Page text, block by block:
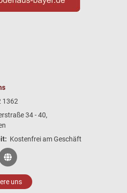
1362
34 - 40,
Kostenfrei am Geschäft
uns